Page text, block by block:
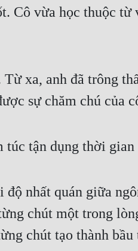
Cô vừa học thuộc
xa, anh đã trông
sự chăm chú của
tận dụng thời
nhất quán giữa
chút một trong
chút tạo thành